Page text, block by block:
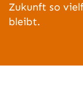
Zukunft so
bleibt.